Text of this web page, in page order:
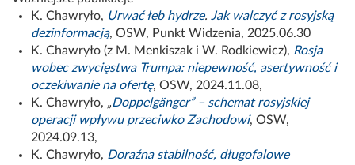
K. Chawryło, Urwać łeb hydrze. Jak walczyć z rosyjską
dezinformacją, OSW, Punkt Widzenia, 2025.06.30
K. Chawryło (z M. Menkiszak i W. Rodkiewicz), Rosja
wobec zwycięstwa Trumpa: niepewność, asertywność i
oczekiwanie na ofertę, OSW, 2024.11.08,
K. Chawryło, „Doppelgänger” – schemat rosyjskiej
operacji wpływu przeciwko Zachodowi, OSW,
2024.09.13,
K. Chawryło, Doraźna stabilność, długofalowe